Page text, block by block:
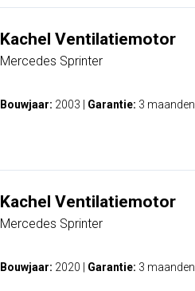
Kachel Ventilatiemotor
Mercedes Sprinter
Bouwjaar: 2003 Garantie: 3 maanden
Kachel Ventilatiemotor
Mercedes Sprinter
Bouwjaar: 2020 Garantie: 3 maanden